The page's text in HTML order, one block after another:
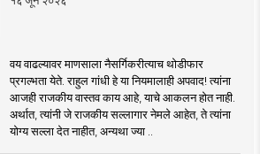
वय वाढल्यावर माणसाला नैसर्गिकरीत्याच थोडीफार
प्रगल्भता येते. राहुल गांधी हे या नियमालाही अपवाद! त्यांना
आजही राजकीय वास्तव काय आहे, याचे आकलन होत नाही.
अर्थात, त्यांनी जे राजकीय सल्लागार नेमले आहेत, ते त्यांना
योग्य सल्ला देत नाहीत, अन्यथा ज्या ..